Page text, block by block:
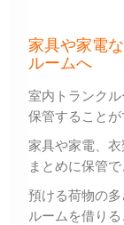
家具や家電
ルームへ
室内トランク
保管することが
家具や家電、
まとめに保管で
預ける荷物の
ルームを借りる